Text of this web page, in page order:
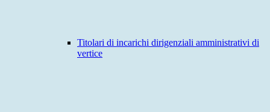
Titolari di incarichi dirigenziali amministrativi di
vertice